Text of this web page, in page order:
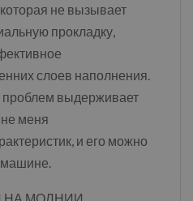
не вызывает
прокладку,
слоев наполнения.
проблем выдерживает
не меня
и его можно
НА МОЛНИИ